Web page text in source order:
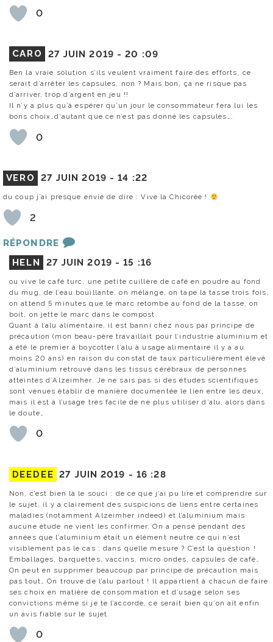
0
CARO 27 JUIN 2019 -20 :09
Ben la vraie solution s’ils veulent vraiment faire des efforts, ce
serait d’arrêter les capsules, non ? Mais bon, ça ne risque pas
d’arriver, trop d’argent en jeu !!
Il n’y a plus qu’à espérer qu’un jour le consommateur fera lui les
bons choix…d’autant que ce n’est pas donné les capsules….
0
VERO 27 JUIN 2019 -14 :22
du coup j’ai presque envie de dire : Vive la Chicorée !
2
RÉPONDRE
HELN
27 JUIN 2019 -15 :16
ou vive le café turc, une petite cuillère de café en poudre au fond
du mug, de l’eau bouillante, on mélange, on tape la tasse trois fois,
on attend 5 minutes que le marc retombe au fond de la tasse, on
boit, on jette le marc dans le compost.
Quant à l’alu alimentaire, il est banni chez nous par principe de
précaution (mon beau-père travaillait pour l’industrie aluminium et
a été le premier à boycotter l’alu à usage alimentaire il y a au
moins 20 ans) en raison du constat de taux particulièrement élevé
d’aluminium retrouvé dans les tissus cérébraux de personnes
atteintes d’Alzeimher. Je ne sais pas si des études scientifiques
sont venues établir de manière documentée le lien entre les deux,
mais il est à l’usage très facile de ne plus utiliser d’alu, alors dans
le doute…
0
DEEDEE 27 JUIN 2019 - 16 :28
Non, c’est bien là le souci : de ce que j’ai pu lire et comprendre sur
le sujet, il y a clairement des suspicions de liens entre certaines
maladies (notamment Alzeimher indeed) et l’aluminium mais
aucune étude ne vient les confirmer. On a pensé pendant des
années que l’aluminium était un élément neutre ce qui n’est
visiblement pas le cas : dans quelle mesure ? C’est la question !
Emballages, barquettes, vaccins, micro ondes, capsules de café…
On peut en supprimer beaucoup par principe de précaution mais
pas tout… On trouve de l’alu partout ! Il appartient à chacun de faire
ses choix en matière de consommation et d’usage selon ses
convictions même si je te l’accorde, ce serait bien qu’on ait enfin
un avis fiable sur le sujet.
0